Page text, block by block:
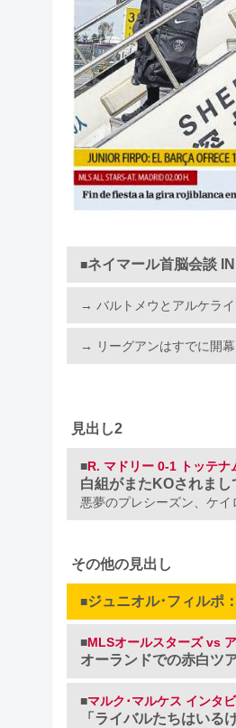
■ネイマール首脳会談
→ バルトメウとアルケラ
→ リーグアンはすでに開
見出し2
■R. マドリー 0-1 トッテナ
白組がまたKOされまし
悪夢のプレシーズン、ケイ
その他の見出し
■ジュニオル･フィルポ
■MLSオールスターズ vs
オーランドでの赤白ツ
■マルク･マルケス インタ
「ライバルたちはいる